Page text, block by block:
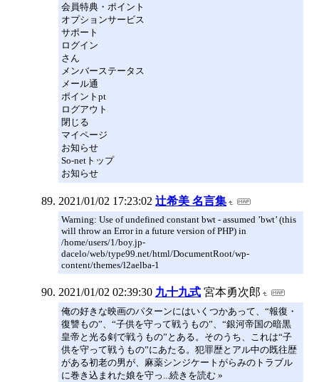
会員特典・ポイント
オプションサービス
サポート
ログイン
さん
メンバーステータス
メール通
ポイントpt
ログアウト
閉じる
マイページ
お知らせ
So-netトップ
お知らせ
2021/01/02 17:23:02 辻希美 名言集
Warning: Use of undefined constant bwt - assumed ’bwt’ (this
will throw an Error in a future version of PHP) in
/home/users/1/boy.jp-
dacelo/web/type99.net/html/DocumentRoot/wp-
content/themes/l2aelba-1
2021/01/02 02:39:30 九十九式 宮本勇次郎
俺の好きな映画のパターンにはいくつかあって、“報復・
復讐もの”、“子供を守って戦うもの”、“銀河帝国の暗黒
皇帝と光る剣で戦うもの”とある。そのうち、これは“子
供を守って戦うもの”にあたる。犯罪歴とアル中の既往歴
がある初老の男が、麻薬シンジケートがらみのトラブル
に巻き込まれた娘を守っ...続きを読む »